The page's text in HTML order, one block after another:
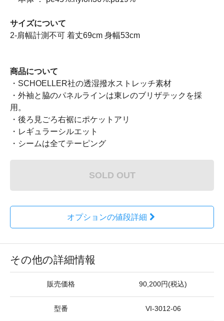
サイズについて
2-肩幅計測不可 着丈69cm 身幅53cm
商品について
・SCHOELLER社の透湿撥水ストレッチ素材
・外袖と脇のパネルラインは東レのブリザテックを採
用。
・後ろ見ごろ右裾にポケットアリ
・レギュラーシルエット
・シームは全てテーピング
SOLD OUT
オプションの値段詳細
その他の詳細情報
販売価格 90,200円(税込)
型番 VI-3012-06